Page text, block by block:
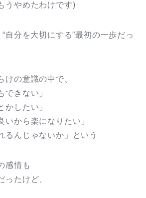
うやめたわけです)
自分を大切にする”最初の一歩だっ
けの意識の中で、
できない」
かしたい」
いから楽になりたい」
るんじゃないか」という
感情も
ったけど、